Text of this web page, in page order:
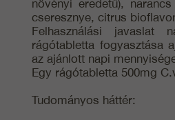
növényi eredetű),
cseresznye, citrus
Felhasználási
rágótabletta fogyasztása
az ajánlott napi
Egy rágótabletta 500mg
Tudományos háttér: